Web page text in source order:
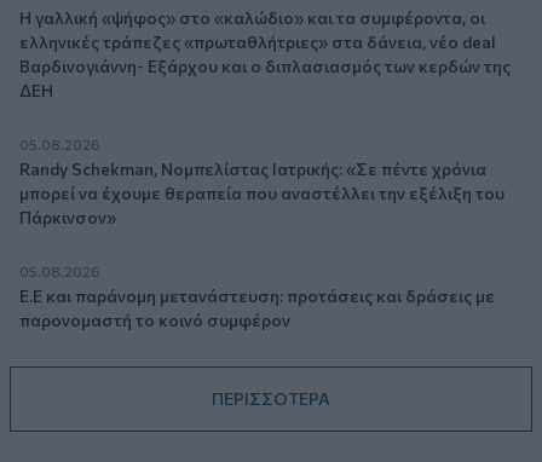
Η γαλλική «ψήφος» στο «καλώδιο» και τα συμφέροντα, οι
ελληνικές τράπεζες «πρωταθλήτριες» στα δάνεια, νέο deal
Βαρδινογιάννη- Εξάρχου και ο διπλασιασμός των κερδών της
ΔΕΗ
05.08.2026
Randy Schekman, Νομπελίστας Ιατρικής: «Σε πέντε χρόνια
μπορεί να έχουμε θεραπεία που αναστέλλει την εξέλιξη του
Πάρκινσον»
05.08.2026
Ε.Ε και παράνομη μετανάστευση: προτάσεις και δράσεις με
παρονομαστή το κοινό συμφέρον
ΠΕΡΙΣΣΟΤΕΡΑ